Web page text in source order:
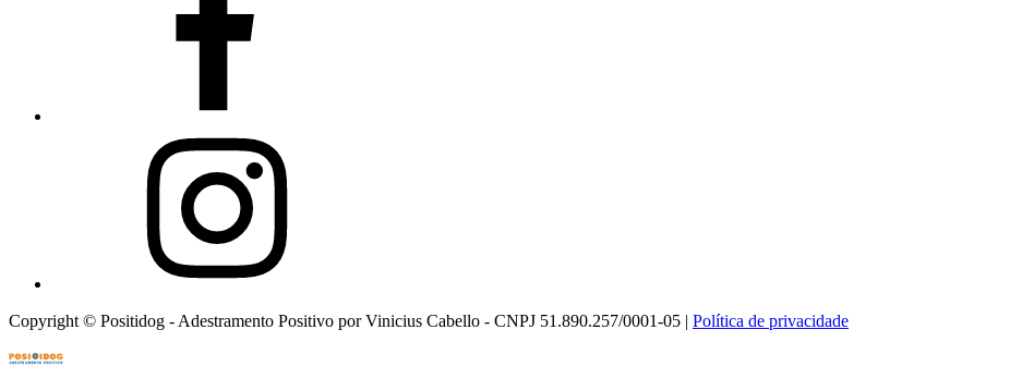
Copyright © Positidog - Adestramento Positivo por Vinicius Cabello - CNPJ 51.890.257/0001-05 | Política de privacidade